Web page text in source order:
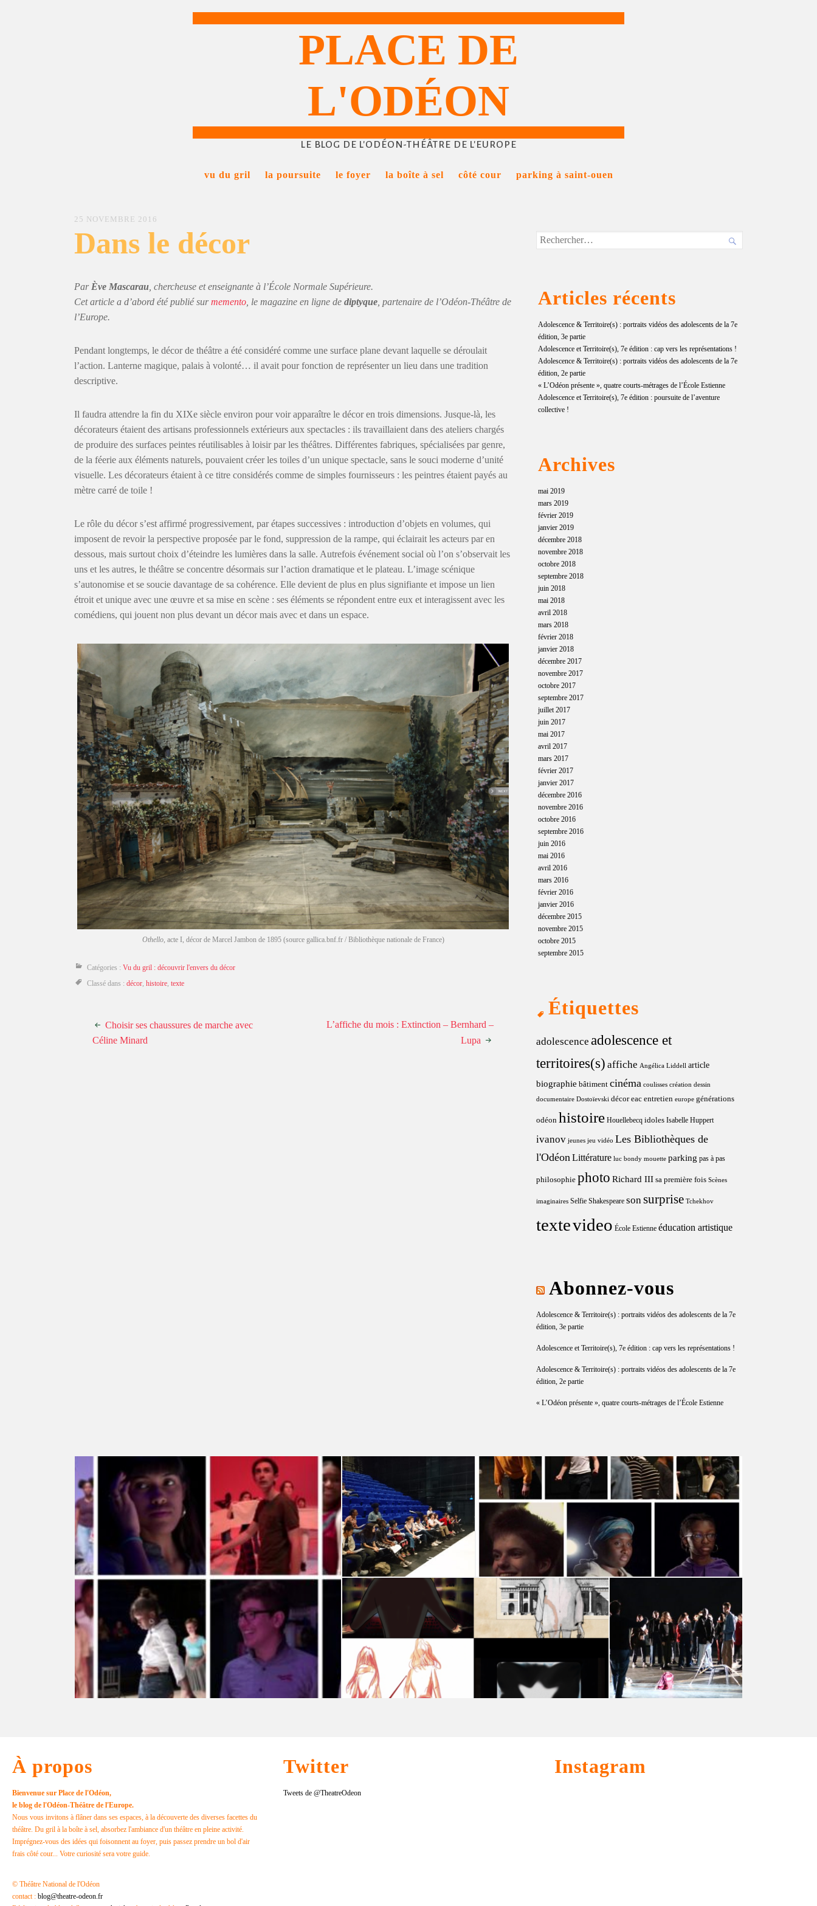
PLACE DE
L'ODÉON
LE BLOG DE L'ODÉON-THÉÂTRE DE L'EUROPE
vu du gril la poursuite le foyer la boîte à sel côté cour parking à saint-ouen
25 NOVEMBRE 2016
Dans le décor
Par Ève Mascarau , chercheuse et enseignante à l’École Normale Supérieure.
Cet article a d’abord été publié surmemento , le magazine en ligne de diptyque , partenaire de l’Odéon-Théâtre de
l’Europe.
Pendant longtemps, le décor de théâtre a été considéré comme une surface plane devant laquelle se déroulait
l’action. Lanterne magique, palais à volonté… il avait pour fonction de représenter un lieu dans une tradition
descriptive.
Il faudra attendre la fin du XIXe siècle environ pour voir apparaître le décor en trois dimensions. Jusque-là, les
décorateurs étaient des artisans professionnels extérieurs aux spectacles : ils travaillaient dans des ateliers chargés
de produire des surfaces peintes réutilisables à loisir par les théâtres. Différentes fabriques, spécialisées par genre,
de la féerie aux éléments naturels, pouvaient créer les toiles d’un unique spectacle, sans le souci moderne d’unité
visuelle. Les décorateurs étaient à ce titre considérés comme de simples fournisseurs : les peintres étaient payés au
mètre carré de toile !
Le rôle du décor s’est affirmé progressivement, par étapes successives : introduction d’objets en volumes, qui
imposent de revoir la perspective proposée par le fond, suppression de la rampe, qui éclairait les acteurs par en
dessous, mais surtout choix d’éteindre les lumières dans la salle. Autrefois événement social où l’on s’observait les
uns et les autres, le théâtre se concentre désormais sur l’action dramatique et le plateau. L’image scénique
s’autonomise et se soucie davantage de sa cohérence. Elle devient de plus en plus signifiante et impose un lien
étroit et unique avec une œuvre et sa mise en scène : ses éléments se répondent entre eux et interagissent avec les
comédiens, qui jouent non plus devant un décor mais avec et dans un espace.
Othello, acte I, décor de Marcel Jambon de 1895 (source gallica.bnf.fr / Bibliothèque nationale de France)
Catégories : Vu du gril : découvrir l'envers du décor
Classé dans : décor histoire texte
Choisir ses chaussures de marche avec
Céline Minard
L’affiche du mois : Extinction – Bernhard –
Lupa

Articles récents
Adolescence & Territoire(s) : portraits vidéos des adolescents de la 7e
édition, 3e partie
Adolescence et Territoire(s), 7e édition : cap vers les représentations !
Adolescence & Territoire(s) : portraits vidéos des adolescents de la 7e
édition, 2e partie
« L’Odéon présente », quatre courts-métrages de l’École Estienne
Adolescence et Territoire(s), 7e édition : poursuite de l’aventure
collective !
Archives
mai 2019
mars 2019
février 2019
janvier 2019
décembre 2018
novembre 2018
octobre 2018
septembre 2018
juin 2018
mai 2018
avril 2018
mars 2018
février 2018
janvier 2018
décembre 2017
novembre 2017
octobre 2017
septembre 2017
juillet 2017
juin 2017
mai 2017
avril 2017
mars 2017
février 2017
janvier 2017
décembre 2016
novembre 2016
octobre 2016
septembre 2016
juin 2016
mai 2016
avril 2016
mars 2016
février 2016
janvier 2016
décembre 2015
novembre 2015
octobre 2015
septembre 2015
Étiquettes
adolescence adolescence et
territoires(s) affiche Angélica Liddell article
biographie bâtiment cinéma coulisses création dessin
documentaire Dostoïevski décor eac entretien europe générations
odéon histoire Houellebecq idoles Isabelle Huppert
ivanov jeunes jeu vidéo Les Bibliothèques de
l'OdéonLittérature luc bondy mouette parking pas à pas
philosophie photo Richard III sa première fois Scènes
imaginaires Selfie Shakespeare sonsurprise Tchekhov
textevideo École Estienne éducation artistique
Abonnez-vous
Adolescence & Territoire(s) : portraits vidéos des adolescents de la 7e
édition, 3e partie
Adolescence et Territoire(s), 7e édition : cap vers les représentations !
Adolescence & Territoire(s) : portraits vidéos des adolescents de la 7e
édition, 2e partie
« L’Odéon présente », quatre courts-métrages de l’École Estienne
Adolescence & Territoire(s) :
portraits vidéos des adolescents de
la 7e édition, 3e partie
13 MAI 2019
Adolescence et
Territoire(s), 7e
édition : cap vers
les
représentations !
10 MAI 2019
Adolescence & Territoire(s) :
portraits vidéos des adolescents de
la 7e édition, 2e partie
27 MARS 2019
« L’Odéon présente », quatre
courts-métrages de l’École Estienne
21 MARS 2019
Adolescence et
Territoire(s), 7e
édition : poursuite
de l’aventure
collective !
À propos
Bienvenue sur Place de l'Odéon,
le blog de l'Odéon-Théâtre de l'Europe.
Nous vous invitons à flâner dans ses espaces, à la découverte des diverses facettes du
théâtre. Du gril à la boîte à sel, absorbez l'ambiance d'un théâtre en pleine activité.
Imprégnez-vous des idées qui foisonnent au foyer, puis passez prendre un bol d'air
frais côté cour... Votre curiosité sera votre guide.
© Théâtre National de l'Odéon
contact : blog@theatre-odeon.fr
Twitter
Tweets de @TheatreOdeon
Instagram